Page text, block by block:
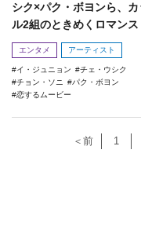
シク×パク・ボヨンら、
ル2組のときめくロマンス
エンタメ アーティスト
イ・ジュニョン
チェ・ウシク
チョン・ソニ
パク・ボヨン
恋するムービー
＜前 1